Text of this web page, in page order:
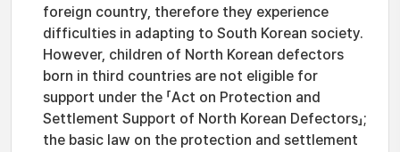
foreign country, therefore they experience
difficulties in adapting to South Korean society.
However, children of North Korean defectors
born in third countries are not eligible for
support under the 「Act on Protection and
Settlement Support of North Korean Defectors」;
the basic law on the protection and settlement